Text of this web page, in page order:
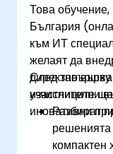
практики в
интелект.
Това
България
към ИТ
желаят да
директно
изчислителни
иновативни
След
участниците
Разбират
компактен